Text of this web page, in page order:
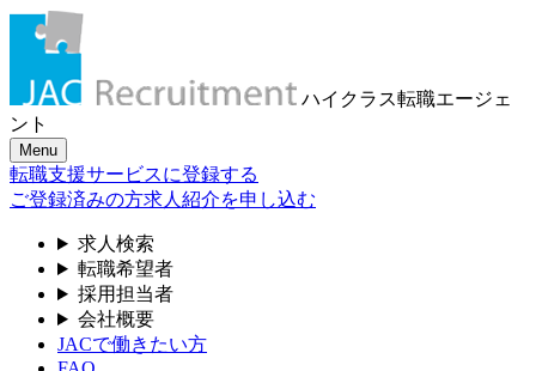
ハイクラス転職エージェ
ント
Menu
転職支援サービスに登録する
ご登録済みの方求人紹介を申し込む
求人検索
転職希望者
採用担当者
会社概要
JACで働きたい方